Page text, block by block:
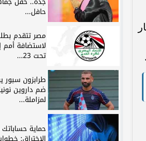
حافل...
مصر تتقدم
لاستضافة أمم
تحت 23...
طرابزون سبور
ضم داروين
لمزاملة...
حماية